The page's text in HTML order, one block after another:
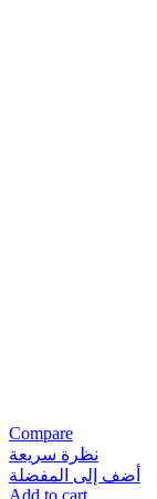
Compare
نظرة سريعة
أضف إلى المفضلة